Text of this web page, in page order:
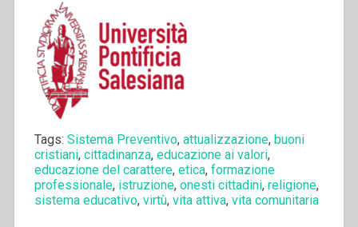
Tags: Sistema Preventivo, attualizzazione, buoni
cristiani, cittadinanza, educazione ai valori,
educazione del carattere, etica, formazione
professionale, istruzione, onesti cittadini, religione,
sistema educativo, virtù, vita attiva, vita comunitaria